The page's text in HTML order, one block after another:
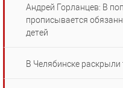
Андрей Горланцев: В
прописывается
детей
В Челябинске раскрыли